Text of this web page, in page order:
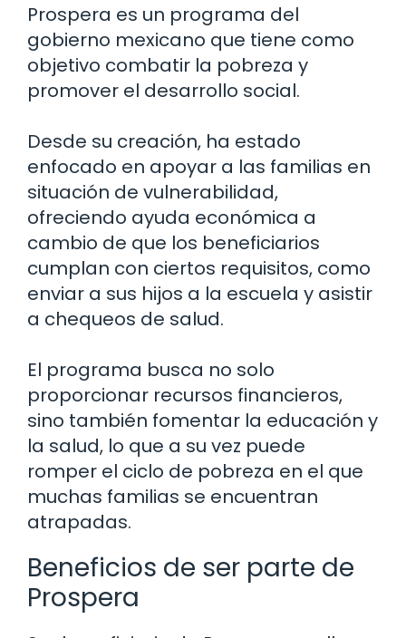
Prospera es un programa del
gobierno mexicano que tiene como
objetivo combatir la pobreza y
promover el desarrollo social.
Desde su creación, ha estado
enfocado en apoyar a las familias en
situación de vulnerabilidad,
ofreciendo ayuda económica a
cambio de que los beneficiarios
cumplan con ciertos requisitos, como
enviar a sus hijos a la escuela y asistir
a chequeos de salud.
El programa busca no solo
proporcionar recursos financieros,
sino también fomentar la educación y
la salud, lo que a su vez puede
romper el ciclo de pobreza en el que
muchas familias se encuentran
atrapadas.
Beneficios de ser parte de
Prospera